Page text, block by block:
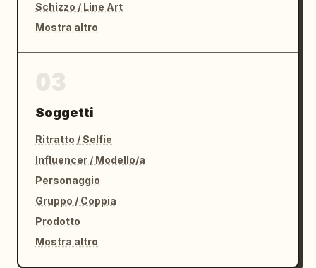
Schizzo / Line Art
Mostra altro
Soggetti
Ritratto / Selfie
Influencer / Modello/a
Personaggio
Gruppo / Coppia
Prodotto
Mostra altro